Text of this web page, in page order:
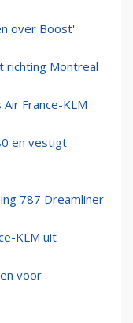
over Boost'
richting Montreal
France-KLM
en vestigt
787 Dreamliner
KLM uit
voor